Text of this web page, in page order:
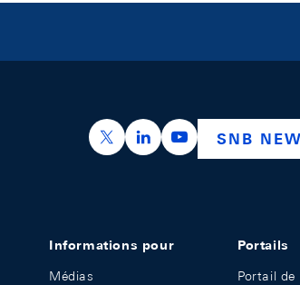
https://x.com/snb_bns
https://https://
SNB
Informations pour
Médias
Portails
Portail de